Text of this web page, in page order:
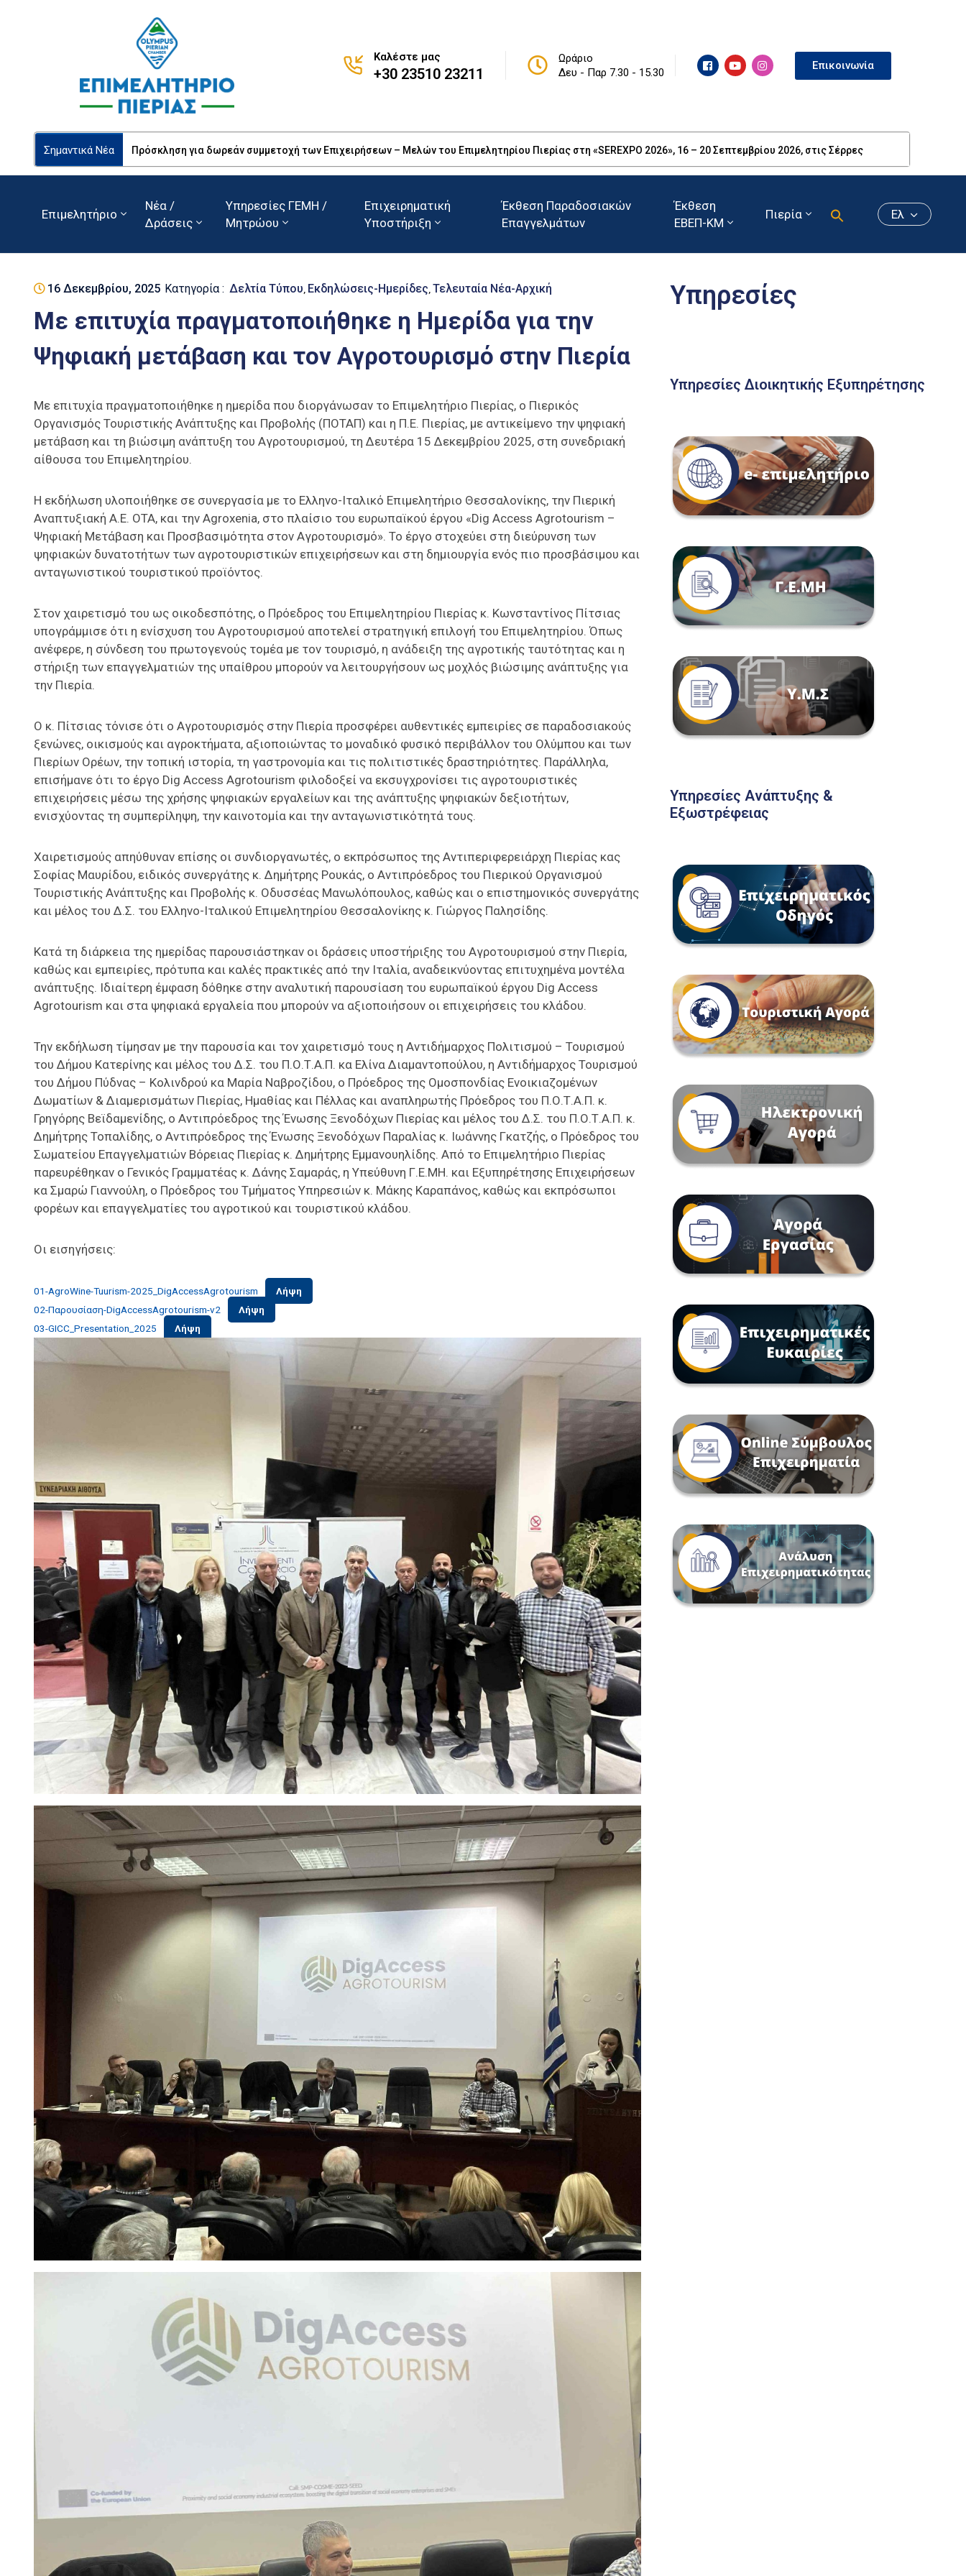
Καλέστε μας
+30 23510 23211
Ωράριο
Δευ - Παρ 7.30 - 15.30
Επικοινωνία
Σημαντικά Νέα Πρόσκληση για δωρεάν συμμετοχή των Επιχειρήσεων – Μελών του Επιμελητηρίου Πιερίας στη «SEREXPO 2026», 16 – 20 Σεπτεμβρίου 2026, στις Σέρρες
Επιμελητήριο
Νέα /
Δράσεις
Υπηρεσίες ΓΕΜΗ /
Μητρώου
Επιχειρηματική
Υποστήριξη
Έκθεση Παραδοσιακών
Επαγγελμάτων
Έκθεση
ΕΒΕΠ-ΚΜ
Πιερία Ελ
16 Δεκεμβρίου, 2025 Κατηγορία : Δελτία Τύπου‚ Εκδηλώσεις-Ημερίδες‚ Τελευταία Νέα-Αρχική
Με επιτυχία πραγματοποιήθηκε η Ημερίδα για την
Ψηφιακή μετάβαση και τον Αγροτουρισμό στην Πιερία
Με επιτυχία πραγματοποιήθηκε η ημερίδα που διοργάνωσαν το Επιμελητήριο Πιερίας, ο Πιερικός
Οργανισμός Τουριστικής Ανάπτυξης και Προβολής (ΠΟΤΑΠ) και η Π.Ε. Πιερίας, με αντικείμενο την ψηφιακή
μετάβαση και τη βιώσιμη ανάπτυξη του Αγροτουρισμού, τη Δευτέρα 15 Δεκεμβρίου 2025, στη συνεδριακή
αίθουσα του Επιμελητηρίου.
Η εκδήλωση υλοποιήθηκε σε συνεργασία με το Ελληνο-Ιταλικό Επιμελητήριο Θεσσαλονίκης, την Πιερική
Αναπτυξιακή Α.Ε. ΟΤΑ, και την Agroxenia, στο πλαίσιο του ευρωπαϊκού έργου «Dig Access Agrotourism –
Ψηφιακή Μετάβαση και Προσβασιμότητα στον Αγροτουρισμό». Το έργο στοχεύει στη διεύρυνση των
ψηφιακών δυνατοτήτων των αγροτουριστικών επιχειρήσεων και στη δημιουργία ενός πιο προσβάσιμου και
ανταγωνιστικού τουριστικού προϊόντος.
Στον χαιρετισμό του ως οικοδεσπότης, ο Πρόεδρος του Επιμελητηρίου Πιερίας κ. Κωνσταντίνος Πίτσιας
υπογράμμισε ότι η ενίσχυση του Αγροτουρισμού αποτελεί στρατηγική επιλογή του Επιμελητηρίου. Όπως
ανέφερε, η σύνδεση του πρωτογενούς τομέα με τον τουρισμό, η ανάδειξη της αγροτικής ταυτότητας και η
στήριξη των επαγγελματιών της υπαίθρου μπορούν να λειτουργήσουν ως μοχλός βιώσιμης ανάπτυξης για
την Πιερία.
Ο κ. Πίτσιας τόνισε ότι ο Αγροτουρισμός στην Πιερία προσφέρει αυθεντικές εμπειρίες σε παραδοσιακούς
ξενώνες, οικισμούς και αγροκτήματα, αξιοποιώντας το μοναδικό φυσικό περιβάλλον του Ολύμπου και των
Πιερίων Ορέων, την τοπική ιστορία, τη γαστρονομία και τις πολιτιστικές δραστηριότητες. Παράλληλα,
επισήμανε ότι το έργο Dig Access Agrotourism φιλοδοξεί να εκσυγχρονίσει τις αγροτουριστικές
επιχειρήσεις μέσω της χρήσης ψηφιακών εργαλείων και της ανάπτυξης ψηφιακών δεξιοτήτων,
ενισχύοντας τη συμπερίληψη, την καινοτομία και την ανταγωνιστικότητά τους.
Χαιρετισμούς απηύθυναν επίσης οι συνδιοργανωτές, ο εκπρόσωπος της Αντιπεριφερειάρχη Πιερίας κας
Σοφίας Μαυρίδου, ειδικός συνεργάτης κ. Δημήτρης Ρουκάς, ο Αντιπρόεδρος του Πιερικού Οργανισμού
Τουριστικής Ανάπτυξης και Προβολής κ. Οδυσσέας Μανωλόπουλος, καθώς και ο επιστημονικός συνεργάτης
και μέλος του Δ.Σ. του Ελληνο-Ιταλικού Επιμελητηρίου Θεσσαλονίκης κ. Γιώργος Παλησίδης.
Κατά τη διάρκεια της ημερίδας παρουσιάστηκαν οι δράσεις υποστήριξης του Αγροτουρισμού στην Πιερία,
καθώς και εμπειρίες, πρότυπα και καλές πρακτικές από την Ιταλία, αναδεικνύοντας επιτυχημένα μοντέλα
ανάπτυξης. Ιδιαίτερη έμφαση δόθηκε στην αναλυτική παρουσίαση του ευρωπαϊκού έργου Dig Access
Agrotourism και στα ψηφιακά εργαλεία που μπορούν να αξιοποιήσουν οι επιχειρήσεις του κλάδου.
Την εκδήλωση τίμησαν με την παρουσία και τον χαιρετισμό τους η Αντιδήμαρχος Πολιτισμού – Τουρισμού
του Δήμου Κατερίνης και μέλος του Δ.Σ. του Π.Ο.Τ.Α.Π. κα Ελίνα Διαμαντοπούλου, η Αντιδήμαρχος Τουρισμού
του Δήμου Πύδνας – Κολινδρού κα Μαρία Ναβροζίδου, ο Πρόεδρος της Ομοσπονδίας Ενοικιαζομένων
Δωματίων & Διαμερισμάτων Πιερίας, Ημαθίας και Πέλλας και αναπληρωτής Πρόεδρος του Π.Ο.Τ.Α.Π. κ.
Γρηγόρης Βεϊδαμενίδης, ο Αντιπρόεδρος της Ένωσης Ξενοδόχων Πιερίας και μέλος του Δ.Σ. του Π.Ο.Τ.Α.Π. κ.
Δημήτρης Τοπαλίδης, ο Αντιπρόεδρος της Ένωσης Ξενοδόχων Παραλίας κ. Ιωάννης Γκατζής, ο Πρόεδρος του
Σωματείου Επαγγελματιών Βόρειας Πιερίας κ. Δημήτρης Εμμανουηλίδης. Από το Επιμελητήριο Πιερίας
παρευρέθηκαν ο Γενικός Γραμματέας κ. Δάνης Σαμαράς, η Υπεύθυνη Γ.Ε.ΜΗ. και Εξυπηρέτησης Επιχειρήσεων
κα Σμαρώ Γιαννούλη, ο Πρόεδρος του Τμήματος Υπηρεσιών κ. Μάκης Καραπάνος, καθώς και εκπρόσωποι
φορέων και επαγγελματίες του αγροτικού και τουριστικού κλάδου.
Οι εισηγήσεις:
01-AgroWine-Tuurism-2025_DigAccessAgrotourism
Λήψη
02-Παρουσίαση-DigAccessAgrotourism-v2
Λήψη
03-GICC_Presentation_2025
Λήψη
Υπηρεσίες
Υπηρεσίες Διοικητικής Εξυπηρέτησης
Υπηρεσίες Ανάπτυξης &
Εξωστρέφειας